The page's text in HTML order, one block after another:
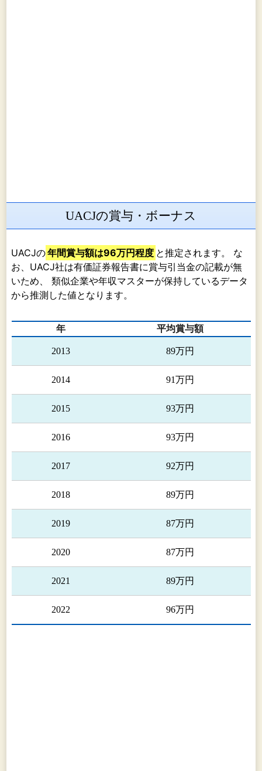
UACJの賞与・ボーナス
UACJの年間賞与額は96万円程度 と推定されます。 な
お、UACJ社は有価証券報告書に賞与引当金の記載が無
いため、 類似企業や年収マスターが保持しているデータ
から推測した値となります。
年 平均賞与額
2013 89万円
2014 91万円
2015 93万円
2016 93万円
2017 92万円
2018 89万円
2019 87万円
2020 87万円
2021 89万円
2022 96万円